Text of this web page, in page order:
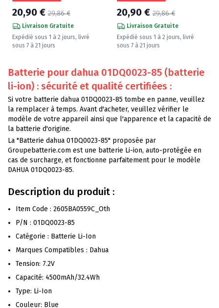
20,90 € 29,86 €
Livraison Gratuite
Expédié sous 1 à 2 jours, livré
sous 7 à 21 jours
20,90 € 29,86 €
Livraison Gratuite
Expédié sous 1 à 2 jours, livré
sous 7 à 21 jours
Batterie pour dahua 01DQ0023-85 (batterie
li-ion) : sécurité et qualité certifiées :
Si votre batterie dahua 01DQ0023-85 tombe en panne, veuillez
la remplacer à temps. Avant d'acheter, veuillez vérifier le
modèle de votre appareil ainsi que l'apparence et la capacité de
la batterie d'origine.
La "Batterie dahua 01DQ0023-85" proposée par
Groupebatterie.com est une batterie Li-ion, auto-protégée en
cas de surcharge, et fonctionne parfaitement pour le modèle
DAHUA 01DQ0023-85.
Description du produit :
Item Code : 2605BA0559C_Oth
P/N : 01DQ0023-85
Catégorie : Batterie Li-Ion
Marques Compatibles : Dahua
Tension: 7.2V
Capacité: 4500mAh/32.4Wh
Type: Li-Ion
Couleur: Blue